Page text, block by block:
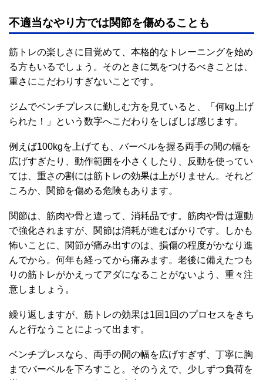
不適当なやり方では関節を傷めることも
筋トレの楽しさに目覚めて、本格的なトレーニングを始め
る方もいるでしょう。そのときに気をつけるべきことは、
重さにこだわりすぎないことです。
ジムでベンチプレスに勤しむ方を見ていると、「何kg上げ
られた！」という数字へこだわりをしばしば感じます。
例えば100kgを上げても、バーベルを握る両手の間の幅を
広げすぎたり、動作範囲を小さくしたり、反動を使ってい
ては、重さの割には筋トレの効果は上がりません。それど
ころか、関節を傷める危険もあります。
関節は、筋肉や骨と違って、消耗品です。筋肉や骨は運動
で強化されますが、関節は消耗が進むばかりです。しかも
怖いことに、関節が痛み出すのは、損傷の程度がかなり進
んでから。何年も経ってから痛みます。老後に備えたつも
りの筋トレがかえってアダになることがないよう、重々注
意しましょう。
繰り返しますが、筋トレの効果は1回1回のプロセスをきち
んと行なうことによって出ます。
ベンチプレスなら、両手の間の幅を広げすぎず、丁寧に胸
までバーベルを下ろすこと。そのうえで、少しずつ負荷を